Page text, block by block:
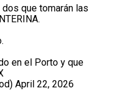
que tomarán las
en el Porto y que
April 22, 2026